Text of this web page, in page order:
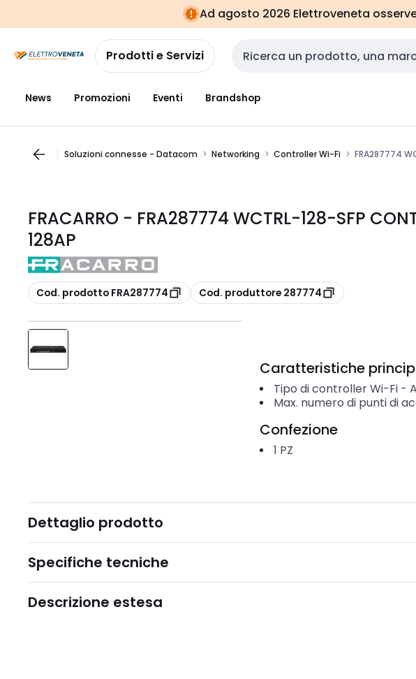
navigazionealla
pagina
Ad agosto 2026 Elettroveneta
Prodotti e Servizi Cerca input
News Promozioni Eventi Brandshop
Soluzioni connesse - Datacom Networking Controller Wi-Fi FRA287774
FRACARRO - FRA287774 WCTRL-128-SFP
128AP
copia
Cod. prodotto FRA287774 copia
Cod. produttore 287774
Caratteristiche
Tipo di controller Wi-Fi-
Max. numero di punti di
Confezione
1 PZ
Dettaglio prodotto
Specifiche tecniche
Descrizione estesa